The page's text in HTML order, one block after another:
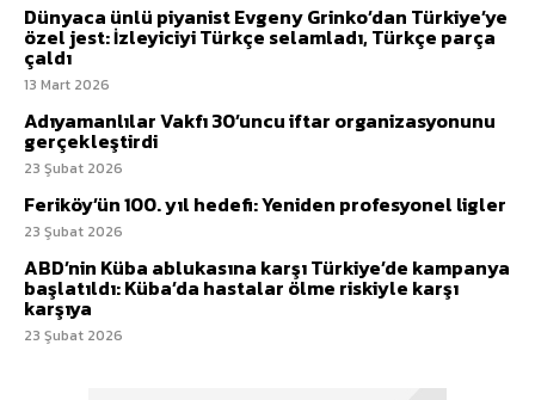
Dünyaca ünlü piyanist Evgeny Grinko’dan Türkiye’ye
özel jest: İzleyiciyi Türkçe selamladı, Türkçe parça
çaldı
13 Mart 2026
Adıyamanlılar Vakfı 30’uncu iftar organizasyonunu
gerçekleştirdi
23 Şubat 2026
Feriköy’ün 100. yıl hedefi: Yeniden profesyonel ligler
23 Şubat 2026
ABD’nin Küba ablukasına karşı Türkiye’de kampanya
başlatıldı: Küba’da hastalar ölme riskiyle karşı
karşıya
23 Şubat 2026